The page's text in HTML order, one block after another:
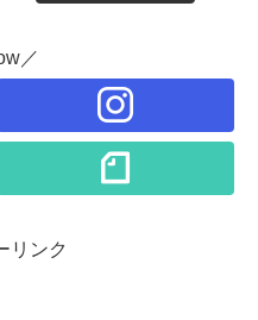
／
リンク